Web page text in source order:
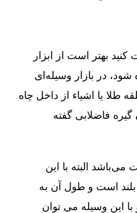
بهتر است از ابزار
در بازار وسیله‌ای
یا اشیاء از داخل چاه
فاضلابی گفته
می‌باشد البته با این
است و طول آن به
این وسیله می توان